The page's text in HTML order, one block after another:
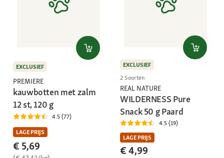
EXCLUSIEF
PREMIERE
kauwbotten met zalm
12 st, 120 g
4.5 (77)
LAGE PRIJS
€ 5,69
EXCLUSIEF
2 Soorten
REAL NATURE
WILDERNESS Pure
Snack 50 g Paard
4.5 (19)
LAGE PRIJS
€ 4,99